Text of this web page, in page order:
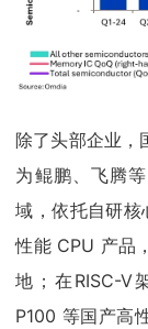
除了头部企业，
为鲲鹏、飞腾
域，依托自研
性能 CPU 产品
地；在RISC-V
P100 等国产高